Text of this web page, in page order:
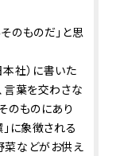
のものだ」と思
本社）に書いた
言葉を交わさな
のものにあり
」に象徴される
菜などがお供え